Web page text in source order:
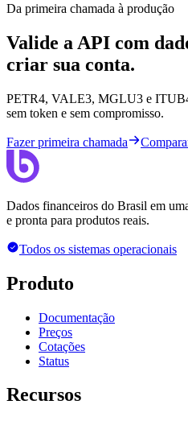
Da primeira chamada à produção
Valide a API com
criar sua conta.
PETR4, VALE3, MGLU3 e
sem token e sem compromisso.
Fazer primeira chamada
Dados financeiros do Brasil em
e pronta para produtos reais.
Todos os sistemas operacionais
Produto
Documentação
Preços
Cotações
Status
Recursos